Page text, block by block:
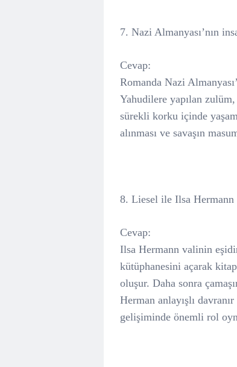
7. Nazi Almanyası’nın
Cevap:
Romanda Nazi
Yahudilere yapılan zulüm,
sürekli korku içinde
alınması ve savaşın
8. Liesel ile Ilsa Hermann
Cevap:
Ilsa Hermann valinin
kütüphanesini açarak
oluşur. Daha sonra
Herman anlayışlı
gelişiminde önemli rol